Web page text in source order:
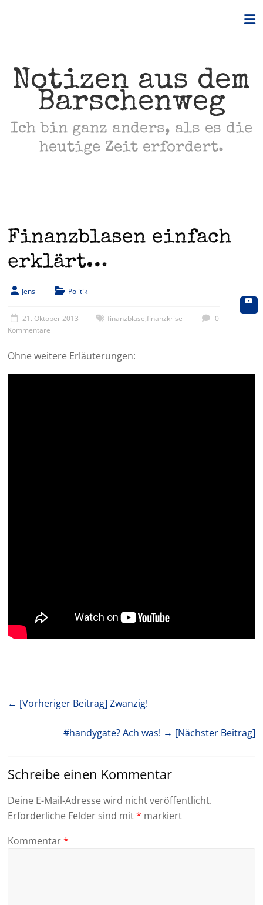
Notizen aus dem
Barschenweg
Ich bin ganz anders, als es die
heutige Zeit erfordert.
Finanzblasen einfach
erklärt…
Jens Politik
21. Oktober 2013 finanzblase,finanzkrise
0
Kommentare
Ohne weitere Erläuterungen:
← [Vorheriger Beitrag] Zwanzig!
#handygate? Ach was! → [Nächster Beitrag]
Schreibe einen Kommentar
Deine E-Mail-Adresse wird nicht veröffentlicht.
Erforderliche Felder sind mit* markiert
Kommentar*